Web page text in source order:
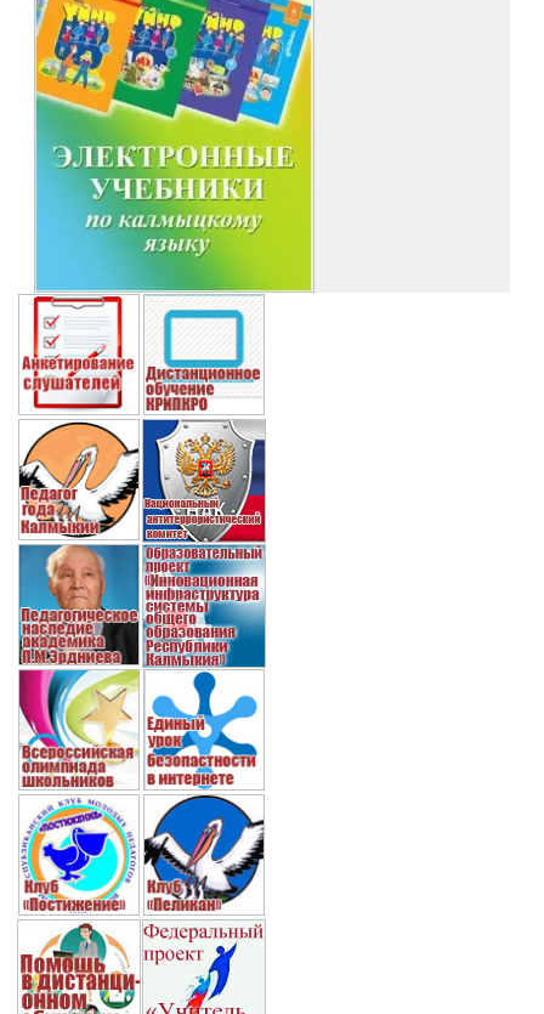
Завершилась работа семинара круглым столом
«Современный урок - основная учебно-дидактическая
единица эффективного и качественного образования в
условиях реализации обновлённого ФГОС», где
преподавателями КРИПКРО были даны разъяснения по
основным концептуальным нормативно-правовым
документам предметных областей и тенденций современного
образования.
Большой интерес вызвала у участников семинара
выступление детской студии «Ингилян» под руководством
руководителя студии, педагога дополнительного образования
МКОУ «Кетченеровская многопрофильная гимназия им. Х.
Косиева» .